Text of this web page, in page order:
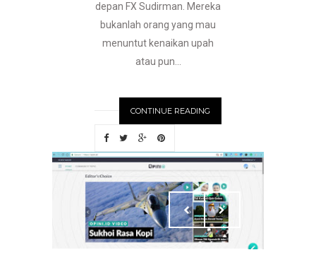
depan FX Sudirman. Mereka
bukanlah orang yang mau
menuntut kenaikan upah
atau pun...
CONTINUE READING